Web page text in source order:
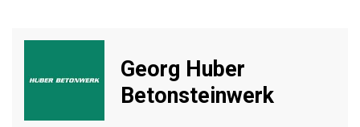
Georg Huber
Betonsteinwerk